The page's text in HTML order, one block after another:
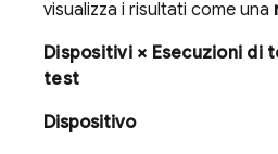
visualizza i risultati come una
Dispositivi × Esecuzioni di
test
Dispositivo